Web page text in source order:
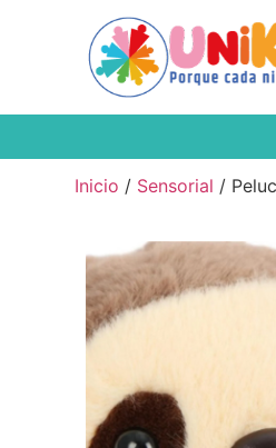
Inicio / Sensorial /